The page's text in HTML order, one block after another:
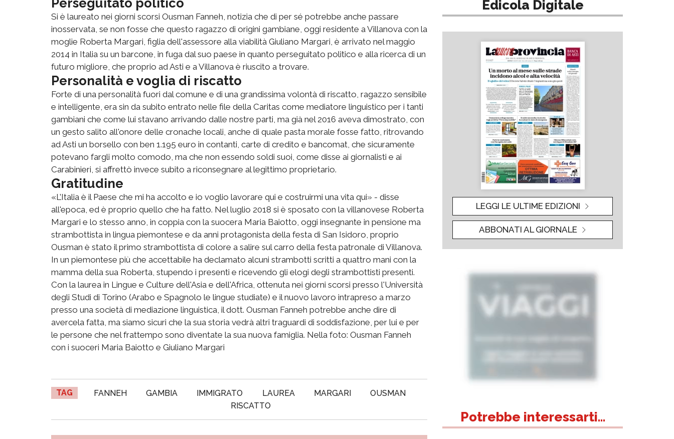
Si è laureato nei giorni scorsi Ousman Fanneh, notizia che di per sé potrebbe anche passare
inosservata, se non fosse che questo ragazzo di origini gambiane, oggi residente a Villanova con la
moglie Roberta Margari, figlia dell'assessore alla viabilità Giuliano Margari, è arrivato nel maggio
2014 in Italia su un barcone, in fuga dal suo paese in quanto perseguitato politico e alla ricerca di un
futuro migliore, che proprio ad Asti e a Villanova è riuscito a trovare.
Personalità e voglia di riscatto
Forte di una personalità fuori dal comune e di una grandissima volontà di riscatto, ragazzo sensibile
e intelligente, era sin da subito entrato nelle file della Caritas come mediatore linguistico per i tanti
gambiani che come lui stavano arrivando dalle nostre parti, ma già nel 2016 aveva dimostrato, con
un gesto salito all'onore delle cronache locali, anche di quale pasta morale fosse fatto, ritrovando
ad Asti un borsello con ben 1.195 euro in contanti, carte di credito e bancomat, che sicuramente
potevano fargli molto comodo, ma che non essendo soldi suoi, come disse ai giornalisti e ai
Carabinieri, si affrettò invece subito a riconsegnare al legittimo proprietario.
Gratitudine
«L’Italia è il Paese che mi ha accolto e io voglio lavorare qui e costruirmi una vita qui» - disse
all'epoca, ed è proprio quello che ha fatto. Nel luglio 2018 si è sposato con la villanovese Roberta
Margari e lo stesso anno, in coppia con la suocera Maria Baiotto, oggi insegnante in pensione ma
strambottista in lingua piemontese e da anni protagonista della festa di San Isidoro, proprio
Ousman è stato il primo strambottista di colore a salire sul carro della festa patronale di Villanova.
In un piemontese più che accettabile ha declamato alcuni strambotti scritti a quattro mani con la
mamma della sua Roberta, stupendo i presenti e ricevendo gli elogi degli strambottisti presenti.
Con la laurea in Lingue e Culture dell'Asia e dell'Africa, ottenuta nei giorni scorsi presso l'Università
degli Studi di Torino (Arabo e Spagnolo le lingue studiate) e il nuovo lavoro intrapreso a marzo
presso una società di mediazione linguistica, il dott. Ousman Fanneh potrebbe anche dire di
avercela fatta, ma siamo sicuri che la sua storia vedrà altri traguardi di soddisfazione, per lui e per
le persone che nel frattempo sono diventate la sua nuova famiglia. Nella foto: Ousman Fanneh
con i suoceri Maria Baiotto e Giuliano Margari
TAG FANNEH GAMBIA IMMIGRATO LAUREA MARGARI
OUSMAN
RISCATTO
Edicola Digitale
LEGGI LE ULTIME EDIZIONI
ABBONATI AL GIORNALE
Potrebbe interessarti...